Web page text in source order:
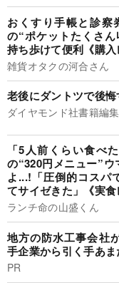
おくすり手帳と診察
の“ポケットたくさ
持ち歩けて便利《購入
雑貨オタクの河合さん
老後にダントツで後
ダイヤモンド社書籍編
「5人前くらい食べ
の“320円メニュー”
よ...!「圧倒的コスパ
てサイゼきた」《実食
ランチ命の山盛くん
地方の防水工事会社
手企業から引く手あ
PR